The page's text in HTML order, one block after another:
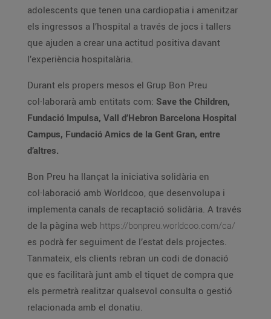
adolescents que tenen una cardiopatia i amenitzar
els ingressos a l’hospital a través de jocs i tallers
que ajuden a crear una actitud positiva davant
l’experiència hospitalària.
Durant els propers mesos el Grup Bon Preu
col·laborarà amb entitats com: Save the Children,
Fundació Impulsa, Vall d’Hebron Barcelona Hospital
Campus, Fundació Amics de la Gent Gran, entre
d’altres.
Bon Preu ha llançat la iniciativa solidària en
col·laboració amb Worldcoo, que desenvolupa i
implementa canals de recaptació solidària. A través
de la pàgina web https://bonpreu.worldcoo.com/ca/
es podrà fer seguiment de l’estat dels projectes.
Tanmateix, els clients rebran un codi de donació
que es facilitarà junt amb el tiquet de compra que
els permetrà realitzar qualsevol consulta o gestió
relacionada amb el donatiu.